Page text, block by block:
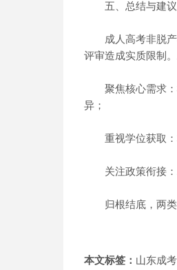
五、总结与建议
成人高考非脱产
评审造成实质限制
聚焦核心需求：
异；
重视学位获取：
关注政策衔接：
归根结底，两类
本文标签： 山东成考